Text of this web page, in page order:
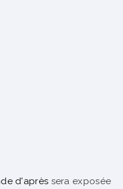
d'après sera exposée